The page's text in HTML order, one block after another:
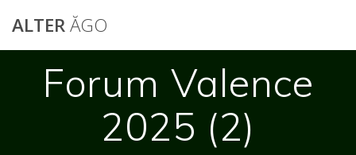
ALTERĂGO
Forum Valence
2025 (2)